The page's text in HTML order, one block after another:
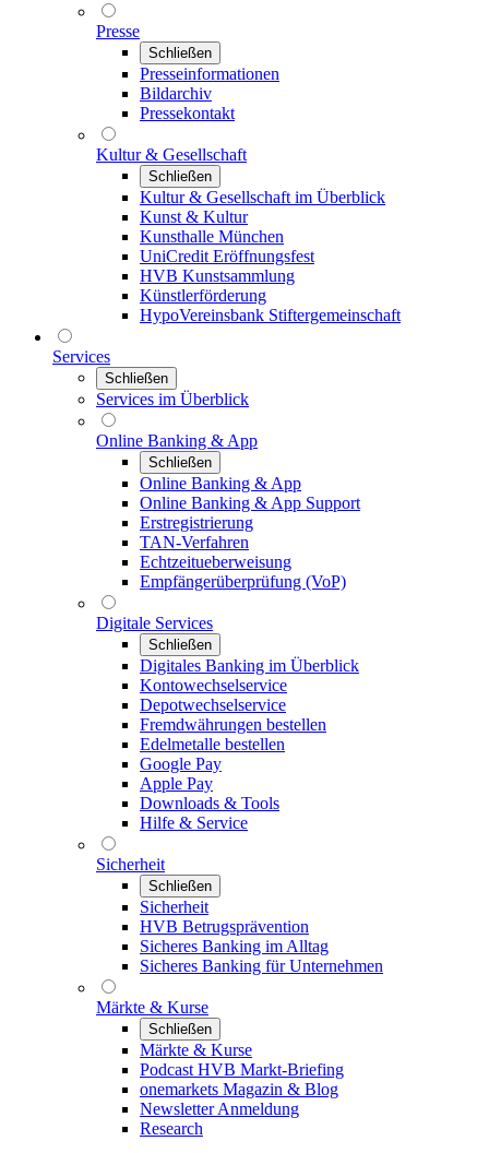
Presse
Schließen
Presseinformationen
Bildarchiv
Pressekontakt
Kultur & Gesellschaft
Schließen
Kultur & Gesellschaft im Überblick
Kunst & Kultur
Kunsthalle München
UniCredit Eröffnungsfest
HVB Kunstsammlung
Künstlerförderung
HypoVereinsbank Stiftergemeinschaft
Services
Schließen
Services im Überblick
Online Banking & App
Schließen
Online Banking & App
Online Banking & App Support
Erstregistrierung
TAN-Verfahren
Echtzeitueberweisung
Empfängerüberprüfung (VoP)
Digitale Services
Schließen
Digitales Banking im Überblick
Kontowechselservice
Depotwechselservice
Fremdwährungen bestellen
Edelmetalle bestellen
Google Pay
Apple Pay
Downloads & Tools
Hilfe & Service
Sicherheit
Schließen
Sicherheit
HVB Betrugsprävention
Sicheres Banking im Alltag
Sicheres Banking für Unternehmen
Märkte & Kurse
Schließen
Märkte & Kurse
Podcast HVB Markt-Briefing
onemarkets Magazin & Blog
Newsletter Anmeldung
Research